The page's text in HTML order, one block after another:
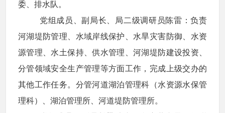
委、排水队。
党组成员、副局长、局二级调研员陈雷：负责
河湖堤防管理、水域岸线保护、水旱灾害防御、水资
源管理、水土保持、供水管理、河湖堤防建设投资、
分管领域安全生产管理等方面工作，完成上级交办的
其他工作任务。分管河道湖泊管理科（水资源水保管
理科）、湖泊管理所、河道堤防管理所。